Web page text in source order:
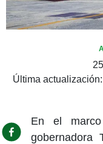
Última actualización:
En el
gobernadora